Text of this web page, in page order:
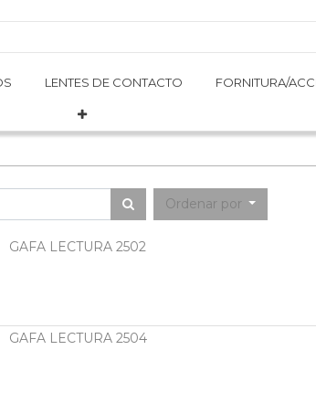
LENTES DE CONTACTO FORNITURA/
LENTES DE CONTACTO FORNITURA/
Ordenar por
GAFA LECTURA 2502
GAFA LECTURA 2504